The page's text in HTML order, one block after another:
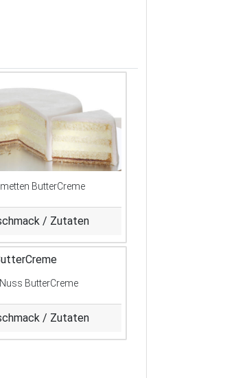
ButterCreme
/ Zutaten
Nuss ButterCreme
/ Zutaten